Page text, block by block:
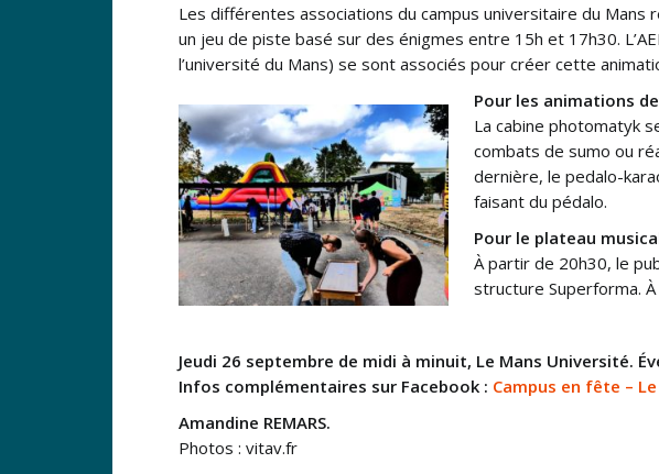
Les différentes associations du campus universitaire du
un jeu de piste basé sur des énigmes entre 15h et 17h30.
l’université du Mans) se sont associés pour créer cette
Pour les animations
La cabine photomatyk
combats de sumo ou
dernière, le pedalo-
faisant du pédalo.
Pour le plateau
À partir de 20h30, le
structure Superforma. À
Jeudi 26 septembre de midi à minuit, Le Mans Université.
Infos complémentaires sur Facebook : Campus en fête –
Amandine REMARS.
Photos : vitav.fr